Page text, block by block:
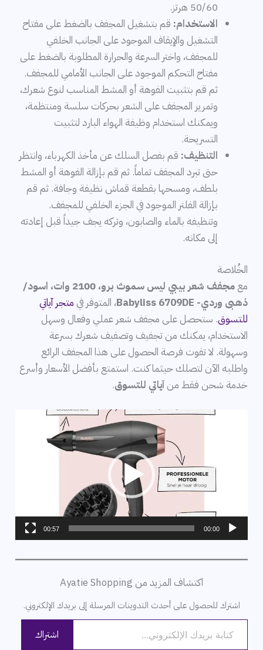
50/60 هرتز.
الاستخدام: قم بتشغيل المجفف بالضغط على مفتاح
التشغيل والإيقاف الموجود على الجانب الخلفي
للمجفف، واختر السرعة والحرارة المطلوبة بالضغط على
مفتاح التحكم الموجود على الجانب الأمامي للمجفف.
ثم قم بتثبيت الفوهة أو المشط المناسب لنوع شعرك،
وتمرير المجفف على الشعر بحركات سلسة ومنتظمة،
ويمكنك استخدام وظيفة الهواء البارد لتثبيت
التسريحة.
التنظيف: قم بفصل السلك عن مأخذ الكهرباء، وانتظر
حتى تبرد المجفف تماماً. ثم قم بإزالة الفوهة أو المشط
بلطف، ومسحها بقطعة قماش نظيفة وجافة. ثم قم
بإزالة الفلتر الموجود في الجزء الخلفي للمجفف.
وتنظيفه بالماء والصابون، وتركه يجف جيداً قبل إعادته
إلى مكانه.
الخُلاصة
مع
مجفف شعر بيبي ليس سموث برو، 2100 وات، اسود/
ذهبى وردي- Babyliss 6709DE
، المتوفر في متجر آياتي
للتسوق. ستحصل على مجفف شعر عملي وفعال وسهل
الاستخدام، يمكنك من تجفيف وتصفيف شعرك بسرعة
وسهولة. لا تفوت فرصة الحصول على هذا المجفف الرائع
واطلبه الآن لتصلك حيثما كنت. استمتع بأفضل الأسعار وأسرع
خدمة شحن فقط منآياتي للتسوق.
00:00
00:57
اكتشاف المزيد من Ayatie Shopping
اشترك للحصول على أحدث التدوينات المرسلة إلى بريدك الإلكتروني.
كتابة بريدك الإلكتروني...
اشتراك